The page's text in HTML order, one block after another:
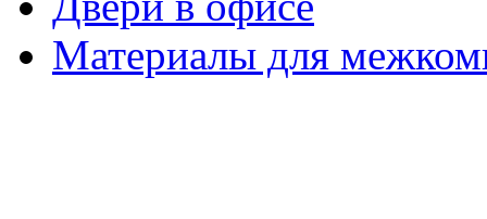
Материалы для